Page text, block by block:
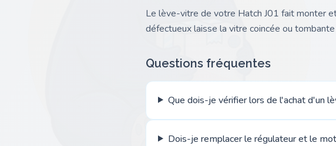
Le lève-vitre de votre Hatch J01 fait monter
défectueux laisse la vitre coincée ou
Questions fréquentes
Que dois-je vérifier lors de l'achat d'un
Dois-je remplacer le régulateur et le